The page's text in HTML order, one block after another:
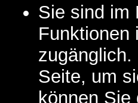
Sie sind im
Funktionen
Seite, um
können Sie